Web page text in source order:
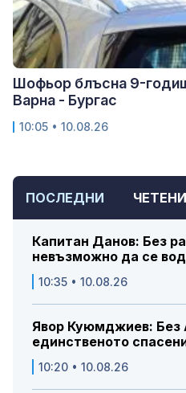
ПОСЛЕДНИ ЧЕТЕНИ
Капитан Данов: Без
невъзможно да се
10:35 • 10.08.26
Явор Куюмджиев: Без
единственото
10:20 • 10.08.26
Шофьор блъсна 9-
Варна - Бургас
10:05 • 10.08.26